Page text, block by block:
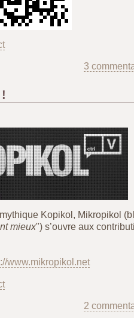
3
Kopikol, Mikropikol
mieux") s’ouvre aux
www.mikropikol.net
2